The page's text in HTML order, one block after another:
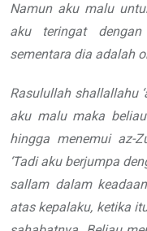
Namun aku malu
aku teringat dengan
sementara dia adalah
Rasulullah shallallahu
aku malu maka
hingga menemui az-
‘Tadi aku berjumpa
sallam dalam
atas kepalaku, ketika